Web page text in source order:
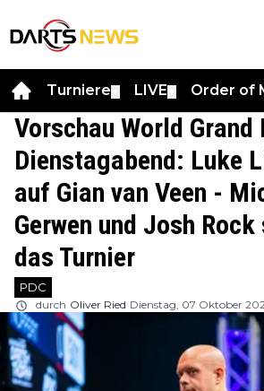
Turniere LIVE Order of
Vorschau World Grand
Dienstagabend:
auf Gian van Veen -
Gerwen und Josh
das Turnier
PDC
durch Oliver Ried Dienstag, 07 Oktober